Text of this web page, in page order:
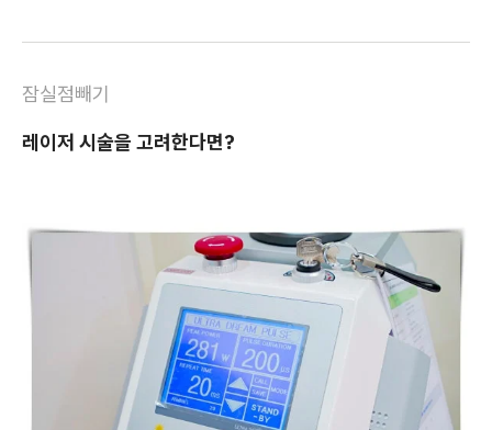
잠실점빼기
레이저 시술을 고려한다면?